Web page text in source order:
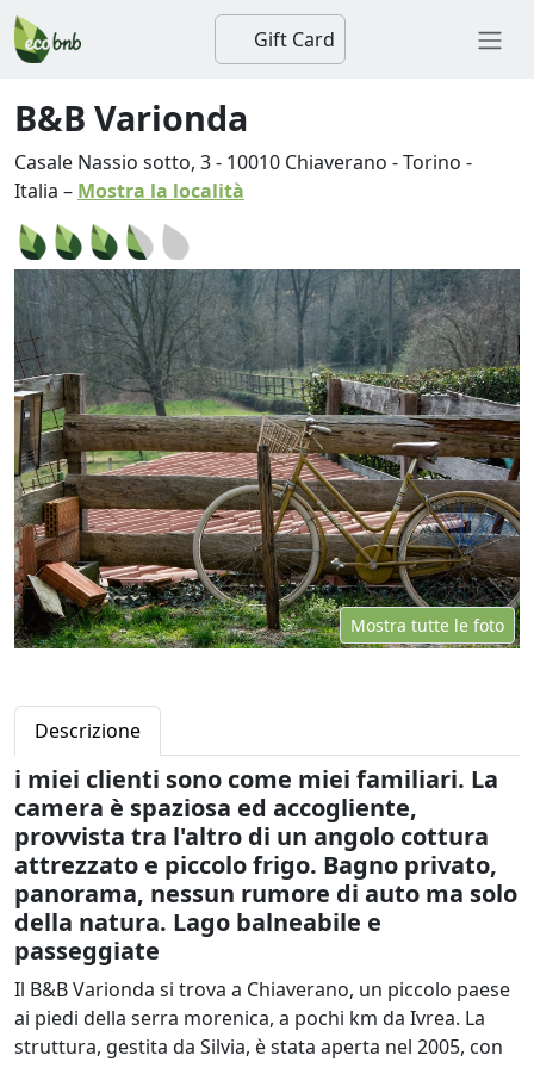
Gift Card
B&B Varionda
Casale Nassio sotto, 3- 10010 Chiaverano -Torino -
Italia – Mostra la località
Mostra tutte le foto
Descrizione
i miei clienti sono come miei familiari. La
camera è spaziosa ed accogliente,
provvista tra l'altro di un angolo cottura
attrezzato e piccolo frigo. Bagno privato,
panorama, nessun rumore di auto ma solo
della natura. Lago balneabile e
passeggiate
Il B&B Varionda si trova a Chiaverano, un piccolo paese
ai piedi della serra morenica, a pochi km da Ivrea. La
struttura, gestita da Silvia, è stata aperta nel 2005, con